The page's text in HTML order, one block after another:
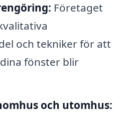
Företaget
och tekniker för att
fönster blir
och utomhus: